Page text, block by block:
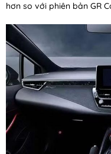
hơn so với phiên bản GR